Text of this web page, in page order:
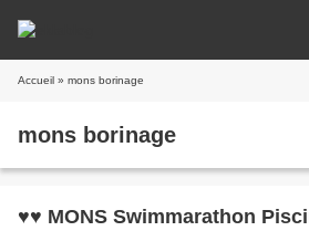
Accueil » mons borinage
mons borinage
♥♥ MONS Swimmarathon Piscine du Gd Large